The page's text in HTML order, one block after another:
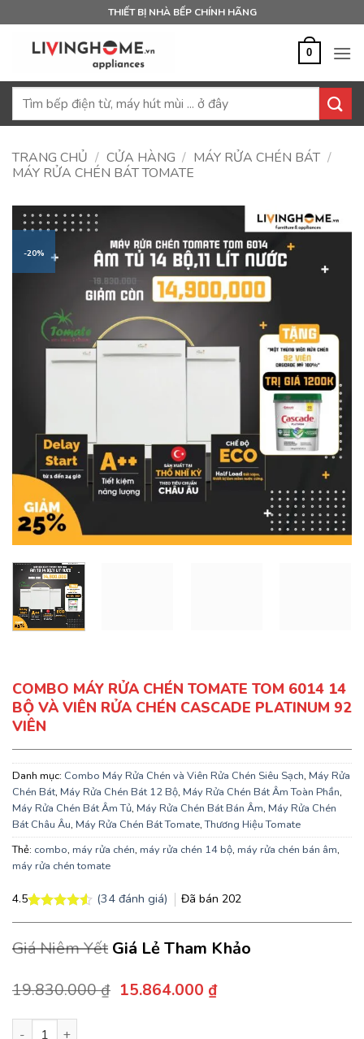
qua
THIẾT BỊ NHÀ BẾP CHÍNH HÃNG
0
Tìm
TRANG CHỦ / CỬA HÀNG / MÁY RỬA CHÉN BÁT /
MÁY RỬA CHÉN BÁT TOMATE
-20%
COMBO MÁY RỬA CHÉN TOMATE TOM 6014 14
BỘ VÀ VIÊN RỬA CHÉN CASCADE PLATINUM 92
VIÊN
Danh mục: Combo Máy Rửa Chén và Viên Rửa Chén Siêu Sạch, Máy Rửa
Chén Bát, Máy Rửa Chén Bát 12 Bộ, Máy Rửa Chén Bát Âm Toàn Phần,
Máy Rửa Chén Bát Âm Tủ, Máy Rửa Chén Bát Bán Âm, Máy Rửa Chén
Bát Châu Âu, Máy Rửa Chén Bát Tomate,Thương Hiệu Tomate
Thẻ: combo, máy rửa chén, máy rửa chén 14 bộ, máy rửa chén bán âm,
máy rửa chén tomate
4.5
đánh giá
(34đánh giá) Đã bán 202
Giá Niêm Yết Giá Lẻ Tham Khảo
19.830.000₫ Giá
15.864.000 ₫Giá
Combo Máy Rửa Chén Tomate TOM 6014 14 Bộ Và Viên Rửa